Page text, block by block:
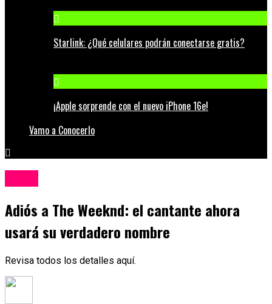
Starlink: ¿Qué celulares podrán conectarse gratis?
¡Apple sorprende con el nuevo iPhone 16e!
Vamo a Conocerlo
Adiós a The Weeknd: el cantante ahora
usará su verdadero nombre
Revisa todos los detalles aquí.